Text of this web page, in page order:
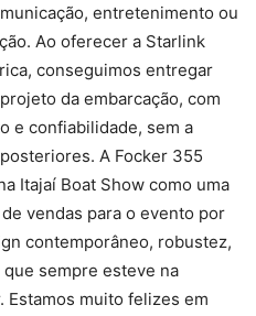
entretenimento ou
Ao oferecer a Starlink
conseguimos entregar
da embarcação, com
e confiabilidade, sem a
A Focker 355
Itajaí Boat Show como uma
vendas para o evento por
contemporâneo, robustez,
sempre esteve na
Estamos muito felizes em